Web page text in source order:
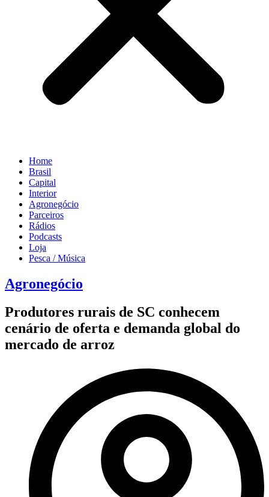
Home
Brasil
Capital
Interior
Agronegócio
Parceiros
Rádios
Podcasts
Loja
Pesca / Música
Agronegócio
Produtores rurais de SC conhecem
cenário de oferta e demanda global do
mercado de arroz